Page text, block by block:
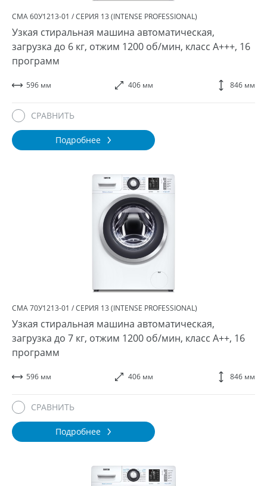
СМА 60У1213-01 / СЕРИЯ 13 (INTENSE PROFESSIONAL)
Узкая стиральная машина автоматическая,
загрузка до 6 кг, отжим 1200 об/мин, класс A+++, 16
программ
596 мм 406 мм 846 мм
Подробнее
СРАВНИТЬ
СМА 70У1213-01 / СЕРИЯ 13 (INTENSE PROFESSIONAL)
Узкая стиральная машина автоматическая,
загрузка до 7 кг, отжим 1200 об/мин, класс A++, 16
программ
596 мм 406 мм 846 мм
Подробнее
СРАВНИТЬ